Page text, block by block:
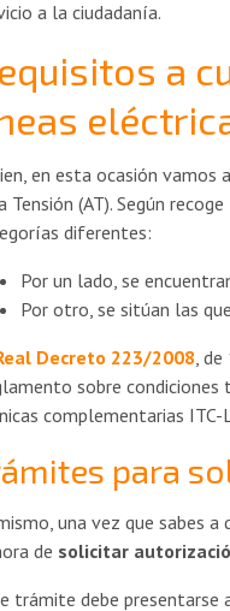
a la ciudadanía.
a
en esta ocasión
Tensión (AT). Según
diferentes:
Por un lado, se
Por otro, se sitúan las
Decreto 223/2008,
sobre condiciones
complementarias
para
una vez que sabes
de solicitar
trámite debe presentarse